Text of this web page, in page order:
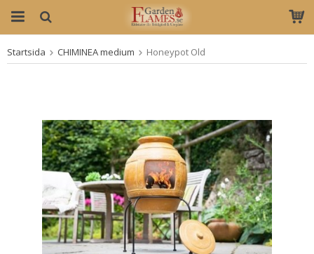
Produkten har blivit tillagd i varukorgen
Startsida CHIMINEA medium Honeypot Old